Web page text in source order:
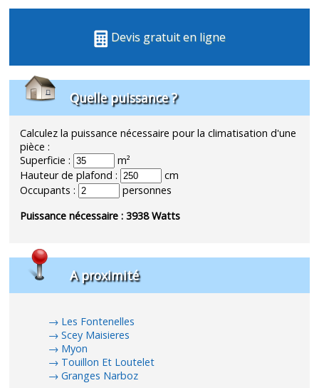
Devis gratuit en ligne
Quelle puissance ?
Calculez la puissance nécessaire pour la climatisation d'une
pièce :
Superficie :
m²
Hauteur de plafond :
cm
Occupants :
personnes
Puissance nécessaire :3938Watts
A proximité
Les Fontenelles
Scey Maisieres
Myon
Touillon Et Loutelet
Granges Narboz